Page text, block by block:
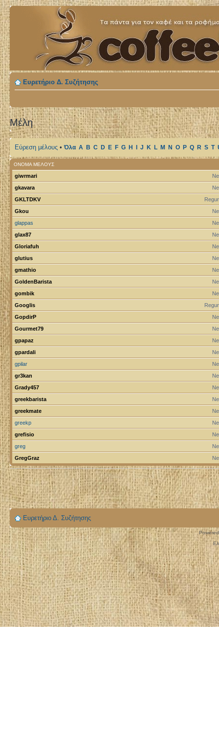
Ευρετήριο Δ. Συζήτησης
Μέλη
Εύρεση μέλους •Όλα A B C D E F G H J K L M N O P Q R S T
ΌΝΟΜΑ ΜΈΛΟΥΣ
giwrmari
gkavara
GKLTDKV
Gkou
glappas
glax87
Gloriafuh
glutius
gmathio
GoldenBarista
gombik
Googlis
GopdirP
Gourmet79
gpapaz
gpardali
gpilar
gr3kan
Grady457
greekbarista
greekmate
greekp
grefisio
greg
GregGraz
Ευρετήριο Δ. Συζήτησης